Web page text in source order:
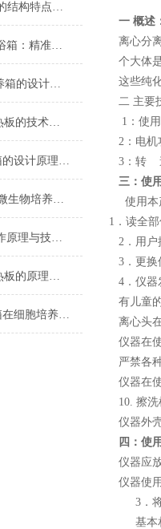
JJ-1J/J-1B电动搅拌器的结构特点与实验室搅拌应用
HH-W420/600恒温水浴箱：精准控温的实验室恒温解决方案
HF-105A电热恒温培养箱的设计原理与性能分析
DB-1-2-3-4不锈钢电热板的技术优势分析
150A/250B恒温培养箱的设计原理与技术特点
HF-105恒温培养箱在微生物培养中的应用
血液振荡溶浆机的工作原理与技术优化
DB-1-2-3-4不锈钢电热板的原理和用途及操作应用领域有哪些？
150A/250B恒温培养箱在细胞培养中的应用
一 概述
离心分
个大体
这些纯
二 主要
1：使
2：
3：
三：使
使用本
1．读全
2．用户
3．更换
4．仪器
有儿童
离心头
仪器在
严禁各
仪器在
10. 擦
仪器外
四：使
仪器应
仪器使
3．
基本